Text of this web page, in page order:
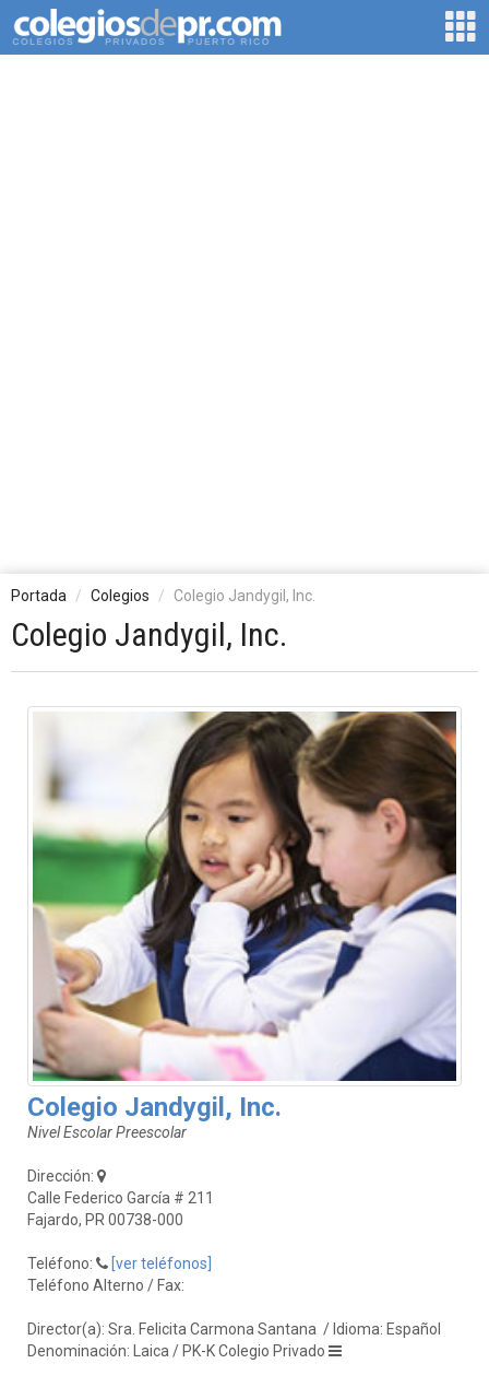
Portada Colegios Colegio Jandygil, Inc.
Colegio Jandygil, Inc.
Colegio Jandygil, Inc.
Nivel Escolar Preescolar
Dirección:
Calle Federico García # 211
Fajardo, PR 00738-000
Teléfono:
[ver teléfonos]
Teléfono Alterno / Fax:
Director(a): Sra. Felicita Carmona Santana / Idioma: Español
Denominación: Laica / PK-K Colegio Privado